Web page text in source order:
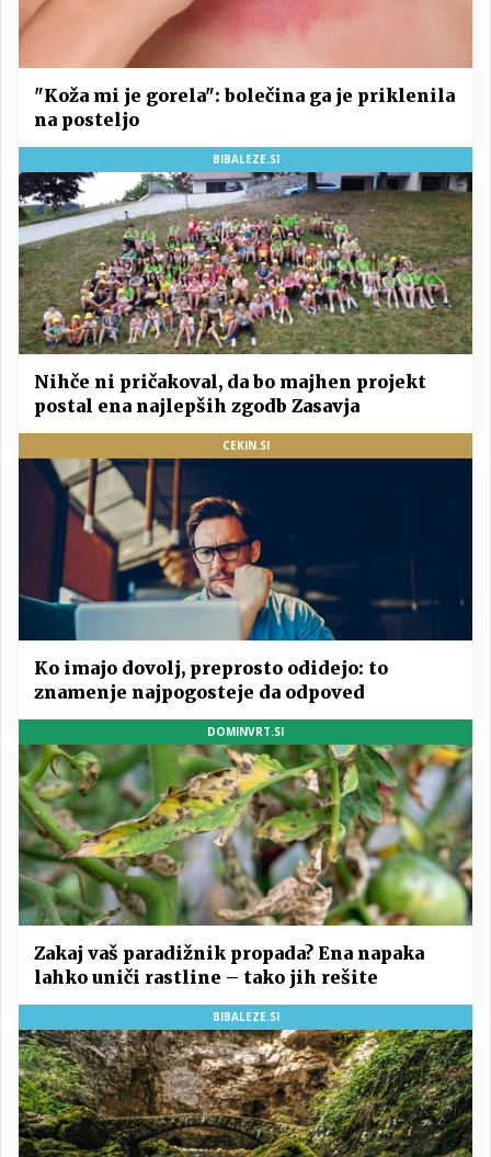
"Koža mi je gorela": bolečina ga je priklenila
na posteljo
BIBALEZE.SI
Nihče ni pričakoval, da bo majhen projekt
postal ena najlepših zgodb Zasavja
CEKIN.SI
Ko imajo dovolj, preprosto odidejo: to
znamenje najpogosteje da odpoved
DOMINVRT.SI
Zakaj vaš paradižnik propada? Ena napaka
lahko uniči rastline – tako jih rešite
BIBALEZE.SI